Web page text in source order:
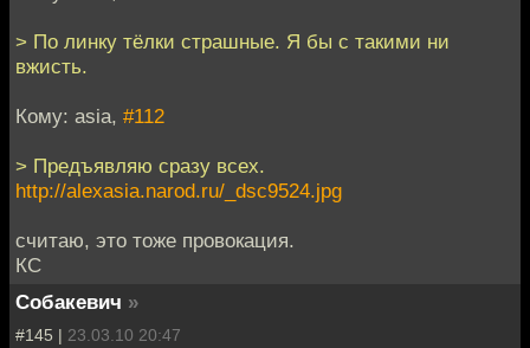
> По линку тёлки страшные. Я бы с такими ни
вжисть.
Кому: asia, #112
> Предъявляю сразу всех.
http://alexasia.narod.ru/_dsc9524.jpg
считаю, это тоже провокация.
КС
Собакевич »
#145 | 23.03.10 20:47